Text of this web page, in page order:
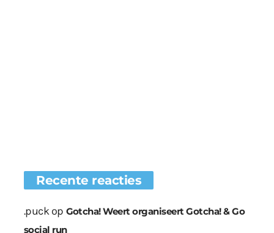
Recente reacties
.puckop Gotcha! Weert organiseert Gotcha! & Go
social run